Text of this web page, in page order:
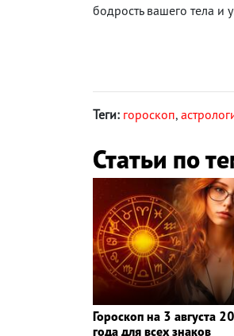
бодрость вашего тела и
Теги: гороскоп,
Статьи по
Гороскоп на 3 августа
года для всех знаков